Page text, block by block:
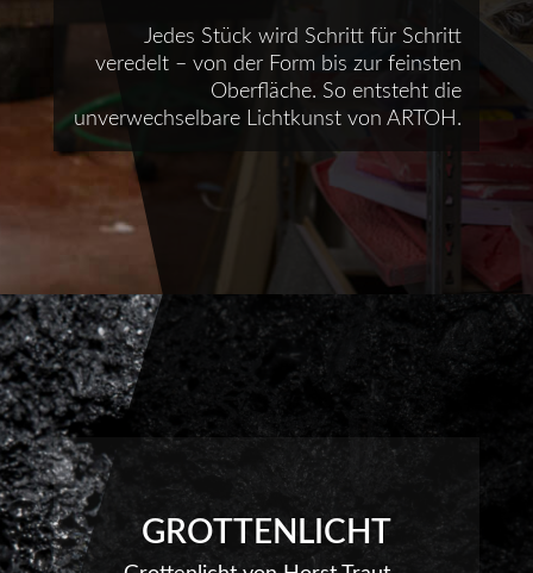
Jedes Stück wird Schritt für Schritt
veredelt – von der Form bis zur feinsten
Oberfläche. So entsteht die
unverwechselbare Lichtkunst von ARTOH.
GROTTENLICHT